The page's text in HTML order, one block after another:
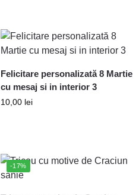
Felicitare personalizată 8 Martie
cu mesaj si in interior 3
10,00 lei
-17%